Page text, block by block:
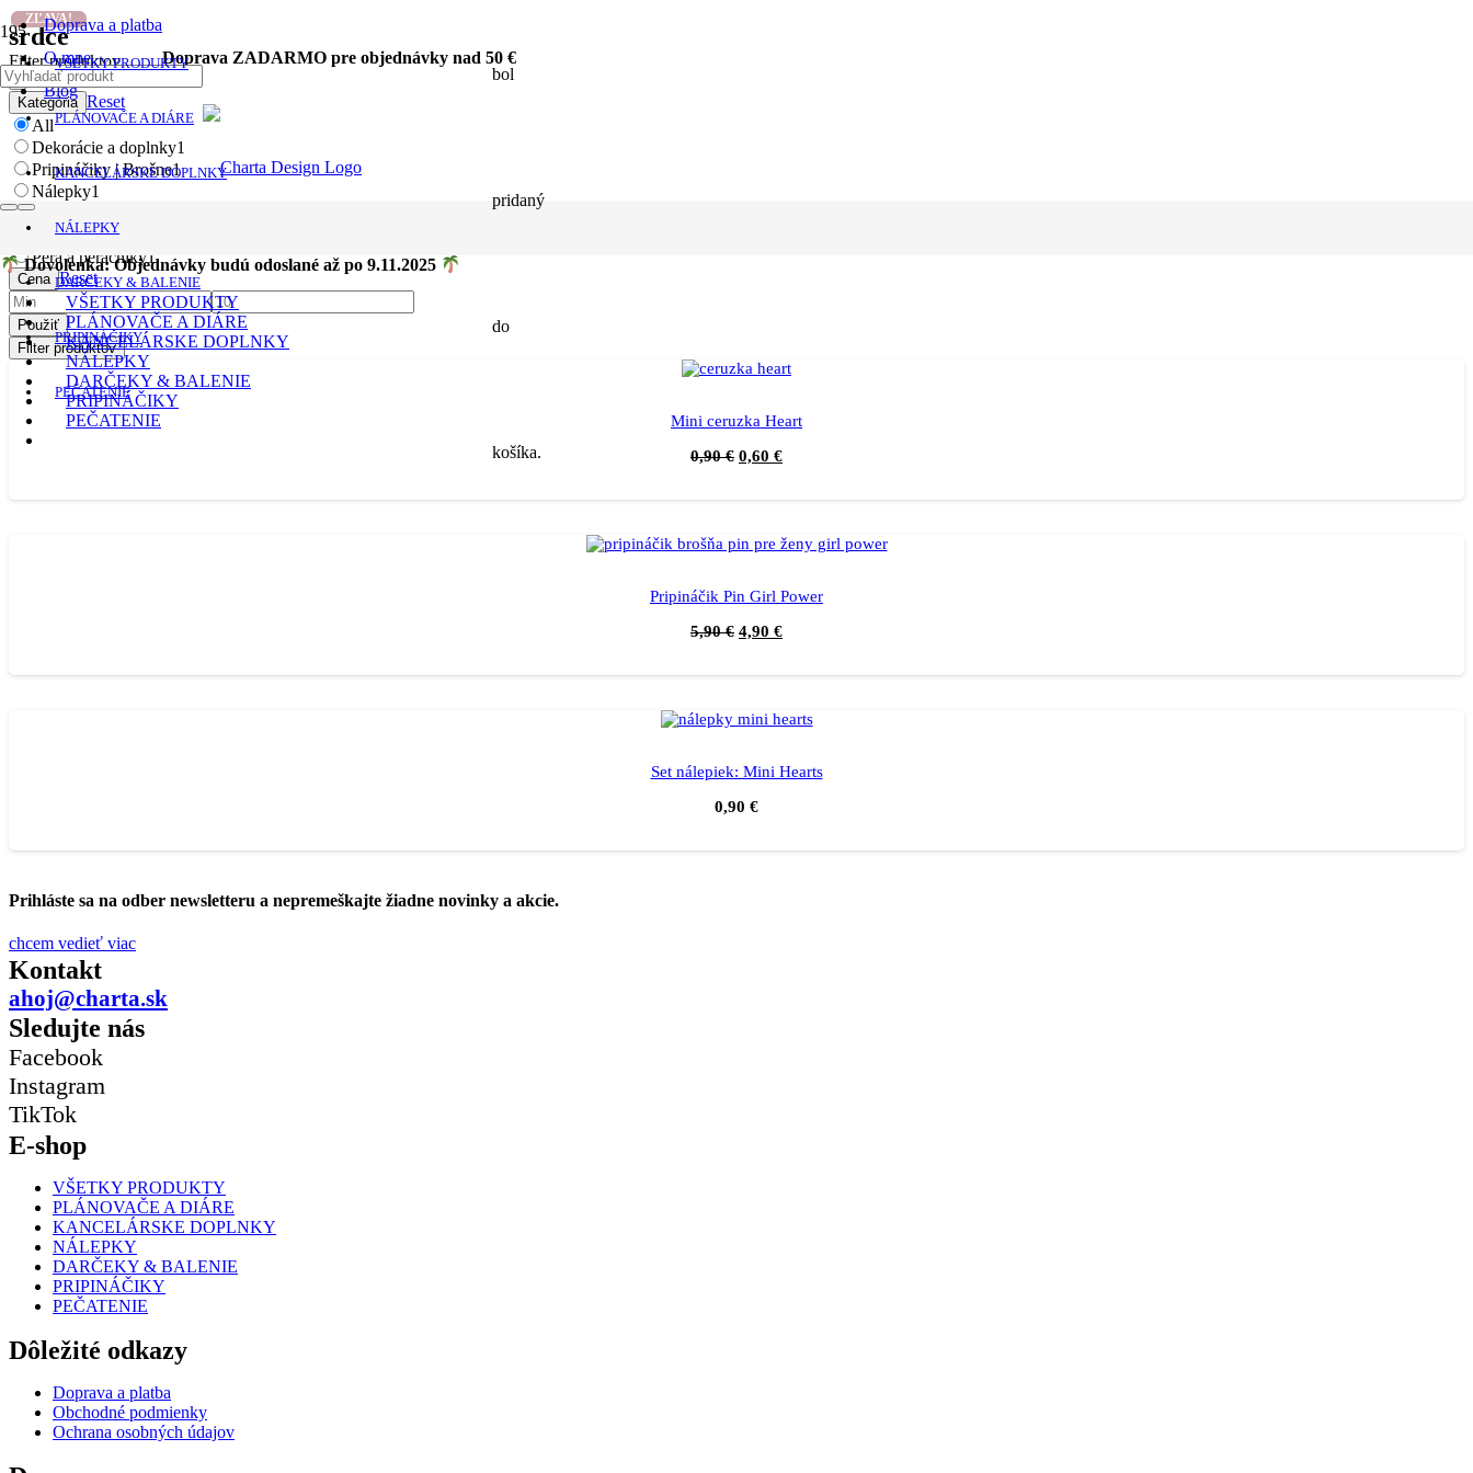
Doprava a platba
O mne
Blog
Doprava ZADARMO pre objednávky nad 50 €
bol
pridaný
do
košíka.
VŠETKY PRODUKTY
PLÁNOVAČE A DIÁRE
KANCELÁRSKE DOPLNKY
NÁLEPKY
DARČEKY & BALENIE
PRIPINÁČIKY
PEČATENIE
Dovolenka: Objednávky budú odoslané až po 9.11.2025
VŠETKY PRODUKTY
PLÁNOVAČE A DIÁRE
KANCELÁRSKE DOPLNKY
NÁLEPKY
DARČEKY & BALENIE
PRIPINÁČIKY
PEČATENIE
srdce
Filter produktov
Kategória Reset
All
Dekorácie a doplnky1
Pripináčiky | Brošne1
Nálepky1
Papiernictvo
Kancelárske doplnky
Perá a peračníky 1
Cena Reset
Použiť
Filter produktov
ZĽAVA!
Mini ceruzka Heart
0,90€ 0,60 €
ZĽAVA!
Pripináčik Pin Girl Power
5,90€ 4,90 €
Set nálepiek: Mini Hearts
0,90 €
Prihláste sa na odber newsletteru a nepremeškajte žiadne novinky a akcie.
chcem vedieť viac
Kontakt
ahoj@charta.sk
Sledujte nás
Facebook
Instagram
TikTok
E-shop
VŠETKY PRODUKTY
PLÁNOVAČE A DIÁRE
KANCELÁRSKE DOPLNKY
NÁLEPKY
DARČEKY & BALENIE
PRIPINÁČIKY
PEČATENIE
Dôležité odkazy
Doprava a platba
Obchodné podmienky
Ochrana osobných údajov